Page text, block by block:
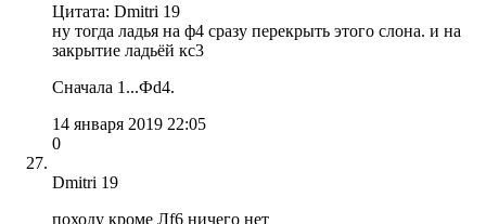
Цитата: Dmitri 19
ну тогда ладья на ф4 сразу перекрыть этого слона. и на
закрытие ладьёй кс3
Сначала 1...Фd4.
14 января 2019 22:05
0
Dmitri 19
походу кроме Лf6 ничего нет